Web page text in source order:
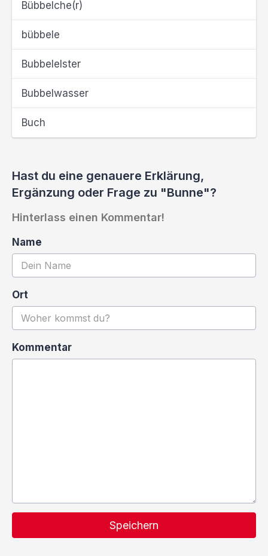
Bübbelche(r)
bübbele
Bubbelelster
Bubbelwasser
Buch
Hast du eine genauere Erklärung,
Ergänzung oder Frage zu "Bunne"?
Hinterlass einen Kommentar!
Name
Ort
Kommentar
Speichern